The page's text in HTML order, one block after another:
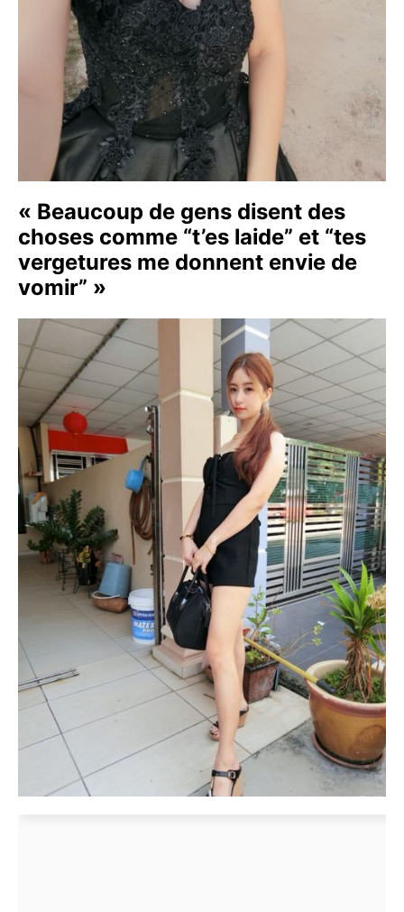
« Beaucoup de gens disent des
choses comme “t’es laide” et “tes
vergetures me donnent envie de
vomir” »